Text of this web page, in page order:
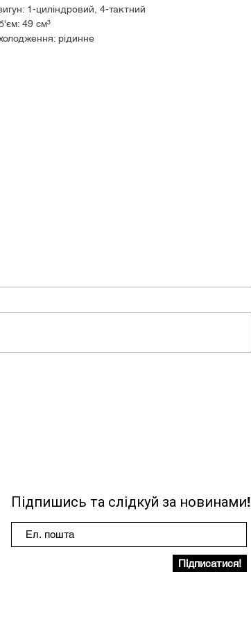
1-циліндровий, 4-тактний
49 см³
рідинне
потужність: 4,2 к.с. при 8250 об/хв
варіатор
бензобака: 7,5 л
скутера: 98 кг
Підпишись та слідкуй за новинами!
Підписатися!